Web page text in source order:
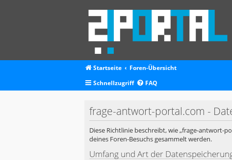
Startseite
Foren-Übersicht
Schnellzugriff
FAQ
frage-antwort-portal.com -
Diese Richtlinie beschreibt, wie „frage-antwort-
deines Foren-Besuchs gesammelt werden.
Umfang und Art der